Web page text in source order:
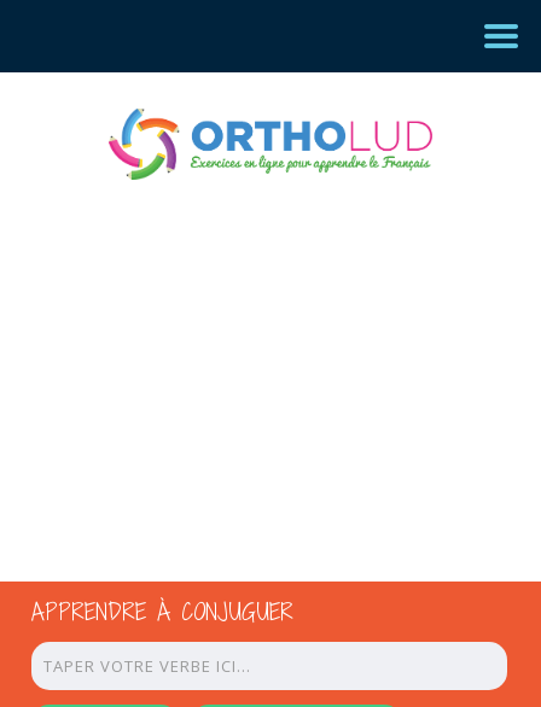
APPRENDRE À CONJUGUER